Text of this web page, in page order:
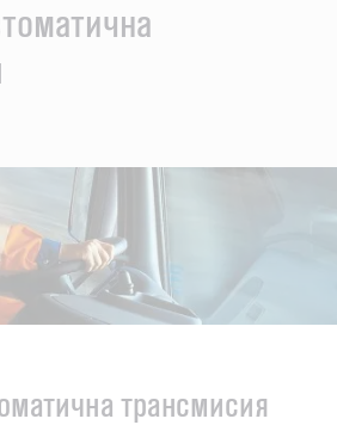
трансмисия